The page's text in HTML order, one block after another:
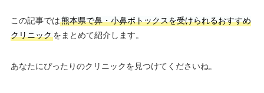
この記事では熊本県で鼻・小鼻ボトックスを受けられるおすすめ
クリニックをまとめて紹介します。
あなたにぴったりのクリニックを見つけてくださいね。